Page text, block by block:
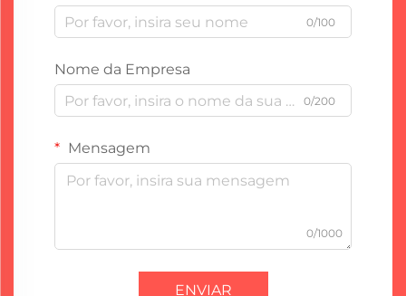
0/100
Nome da Empresa
0/200
Mensagem
0/1000
ENVIAR